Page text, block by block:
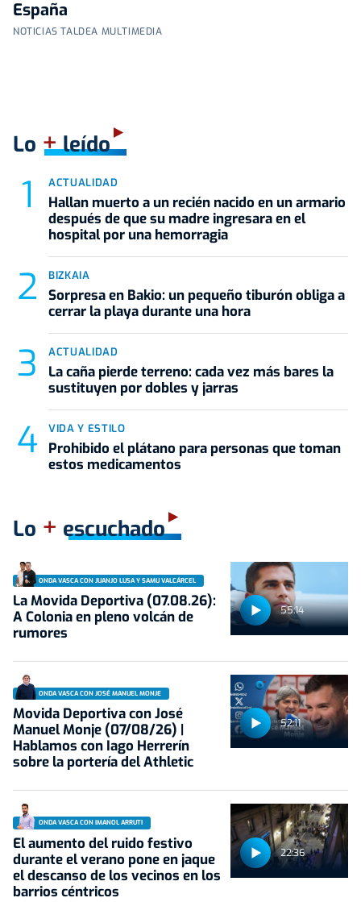
España
NOTICIAS TALDEA MULTIMEDIA
Lo +leído
ACTUALIDAD
Hallan muerto a un recién nacido en un armario
después de que su madre ingresara en el
hospital por una hemorragia
BIZKAIA
Sorpresa en Bakio: un pequeño tiburón obliga a
cerrar la playa durante una hora
ACTUALIDAD
La caña pierde terreno: cada vez más bares la
sustituyen por dobles y jarras
VIDA Y ESTILO
Prohibido el plátano para personas que toman
estos medicamentos
Lo + escuchado
55:14
ONDA VASCA CON JUANJO LUSA Y SAMU VALCÁRCEL
La Movida Deportiva (07.08.26):
A Colonia en pleno volcán de
rumores
52:11
ONDA VASCA CON JOSÉ MANUEL MONJE
Movida Deportiva con José
Manuel Monje (07/08/26) |
Hablamos con Iago Herrerín
sobre la portería del Athletic
22:36
ONDA VASCA CON IMANOL ARRUTI
El aumento del ruido festivo
durante el verano pone en jaque
el descanso de los vecinos en los
barrios céntricos